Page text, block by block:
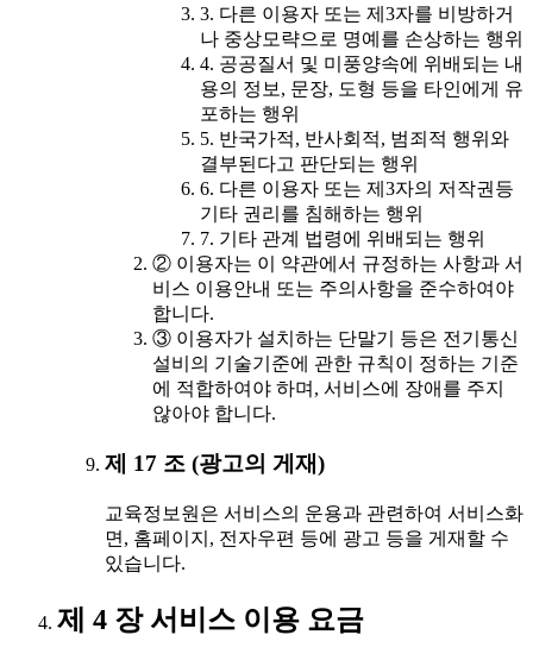
3. 다른 이용자 또는 제3자를 비방하거
나 중상모략으로 명예를 손상하는 행위
4. 공공질서 및 미풍양속에 위배되는 내
용의 정보, 문장, 도형 등을 타인에게 유
포하는 행위
5. 반국가적, 반사회적, 범죄적 행위와
결부된다고 판단되는 행위
6. 다른 이용자 또는 제3자의 저작권등
기타 권리를 침해하는 행위
7. 기타 관계 법령에 위배되는 행위
② 이용자는 이 약관에서 규정하는 사항과 서
비스 이용안내 또는 주의사항을 준수하여야
합니다.
③ 이용자가 설치하는 단말기 등은 전기통신
설비의 기술기준에 관한 규칙이 정하는 기준
에 적합하여야 하며, 서비스에 장애를 주지
않아야 합니다.
제 17 조 (광고의 게재)
교육정보원은 서비스의 운용과 관련하여 서비스화
면, 홈페이지, 전자우편 등에 광고 등을 게재할 수
있습니다.
제 4 장 서비스 이용 요금